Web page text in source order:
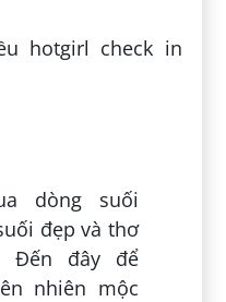
hotgirl check in
dòng suối
đẹp và thơ
Đến đây để
nhiên mộc